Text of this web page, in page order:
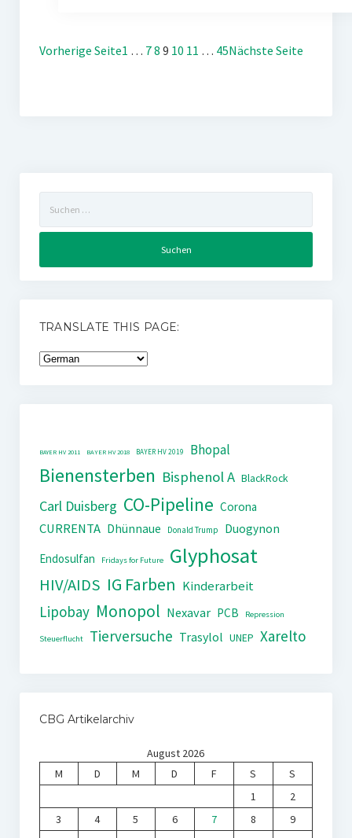
Vorherige Seite1 … 78 9 10 11 … 45Nächste Seite
nach:
TRANSLATE THIS PAGE:
BAYER HV 2011 BAYER HV 2018 BAYER HV 2019 Bhopal
Bienensterben Bisphenol A BlackRock
Carl Duisberg CO-Pipeline Corona
CURRENTA Dhünnaue Donald Trump
Duogynon
Endosulfan
Fridays for Future Glyphosat
HIV/AIDS IG Farben Kinderarbeit
Lipobay Monopol Nexavar PCB Repression
Steuerflucht Tierversuche Trasylol UNEP Xarelto
CBG Artikelarchiv
August 2026
M
D M D F S
S
1
2
3
4 5 6 7 8
9